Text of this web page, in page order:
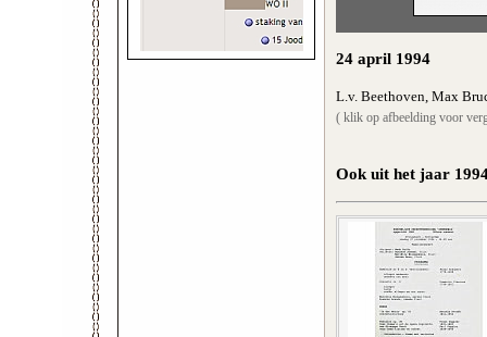
24 april 1994
L.v. Beethoven, Max
( klik op afbeelding voor
Ook uit het jaar